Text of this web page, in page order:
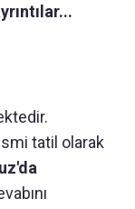
tatil olarak